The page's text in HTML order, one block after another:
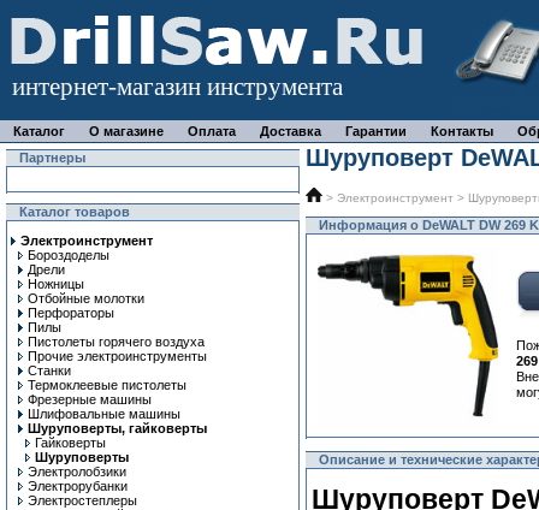
интернет-магазин инструмента
Каталог О магазине Оплата Доставка Гарантии Контакты
Партнеры
Каталог товаров
Электроинструмент
Бороздоделы
Дрели
Ножницы
Отбойные молотки
Перфораторы
Пилы
Пистолеты горячего воздуха
Прочие электроинструменты
Станки
Термоклеевые пистолеты
Фрезерные машины
Шлифовальные машины
Шуруповерты, гайковерты
Гайковерты
Шуруповерты
Электролобзики
Электрорубанки
Электростеплеры
Шуруповерт
> Электроинструмент >
Информация о DeWALT DW 269 K
Описание и технические
Шуруповерт